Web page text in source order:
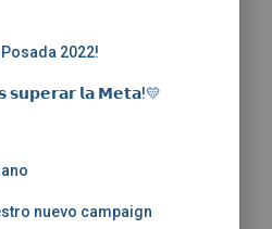
2022!
𝘀𝘂𝗽𝗲𝗿𝗮𝗿 𝗹𝗮 𝗠𝗲𝘁𝗮!💛
nuevo campaign